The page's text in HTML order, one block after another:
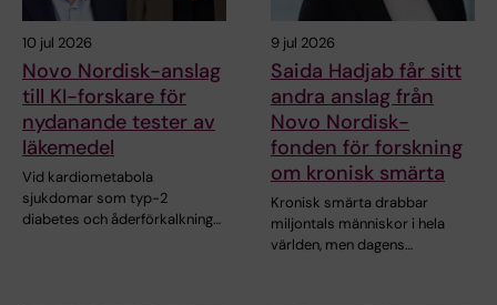
10 jul 2026
Novo Nordisk-anslag
till KI-forskare för
nydanande tester av
läkemedel
Vid kardiometabola
sjukdomar som typ-2
diabetes och åderförkalkning…
9 jul 2026
Saida Hadjab får sitt
andra anslag från
Novo Nordisk-
fonden för forskning
om kronisk smärta
Kronisk smärta drabbar
miljontals människor i hela
världen, men dagens…